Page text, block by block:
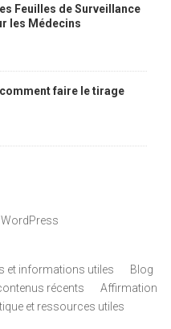
Feuilles de Surveillance
les Médecins
faire le tirage
WordPress
et informations utiles
Blog
récents
Affirmation
et ressources utiles